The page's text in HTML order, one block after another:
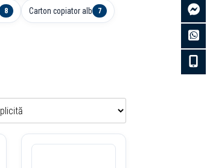
8 Carton copiator alb 7